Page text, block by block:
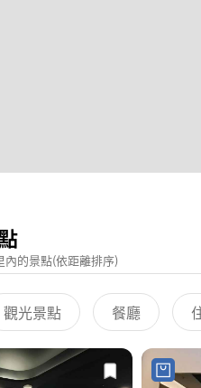
內的景點(依距離排序)
觀光景點 餐廳